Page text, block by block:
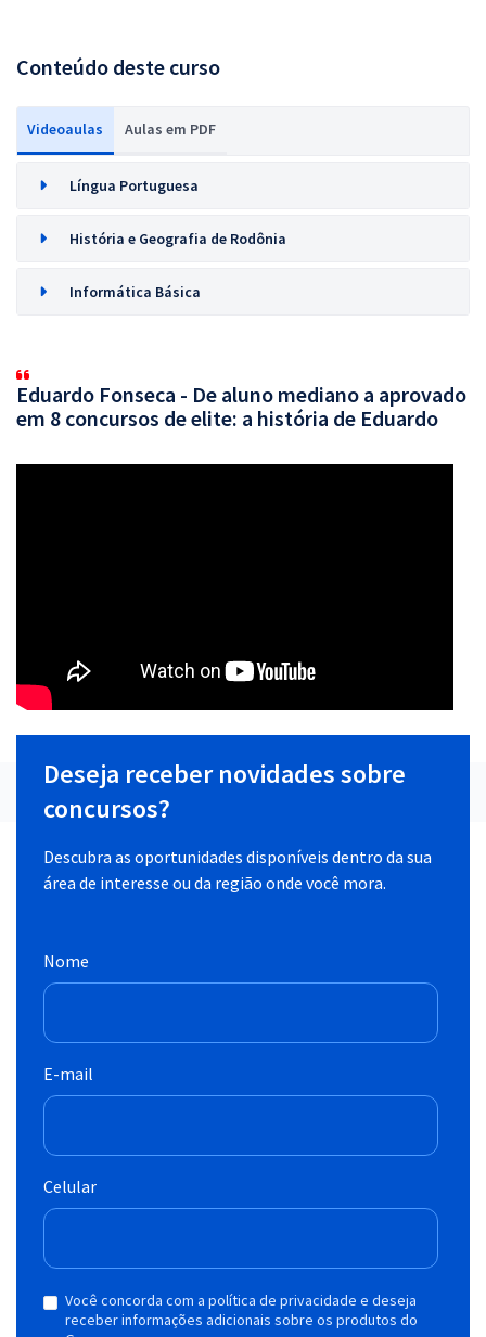
Conteúdo deste curso
Videoaulas Aulas em PDF
Língua Portuguesa
História e Geografia de Rodônia
Informática Básica
Eduardo Fonseca - De aluno mediano a aprovado
em 8 concursos de elite: a história de Eduardo
Deseja receber novidades sobre
concursos?
Descubra as oportunidades disponíveis dentro da sua
área de interesse ou da região onde você mora.
Nome
E-mail
Celular
Você concorda com a política de privacidade e deseja
receber informações adicionais sobre os produtos do